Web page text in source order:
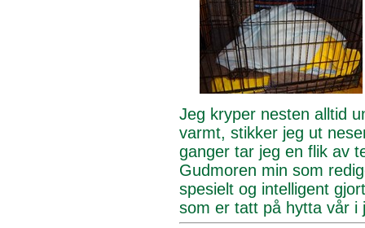
Jeg kryper nesten alltid
varmt, stikker jeg ut
ganger tar jeg en flik av
Gudmoren min som
spesielt og intelligent
som er tatt på hytta vår i